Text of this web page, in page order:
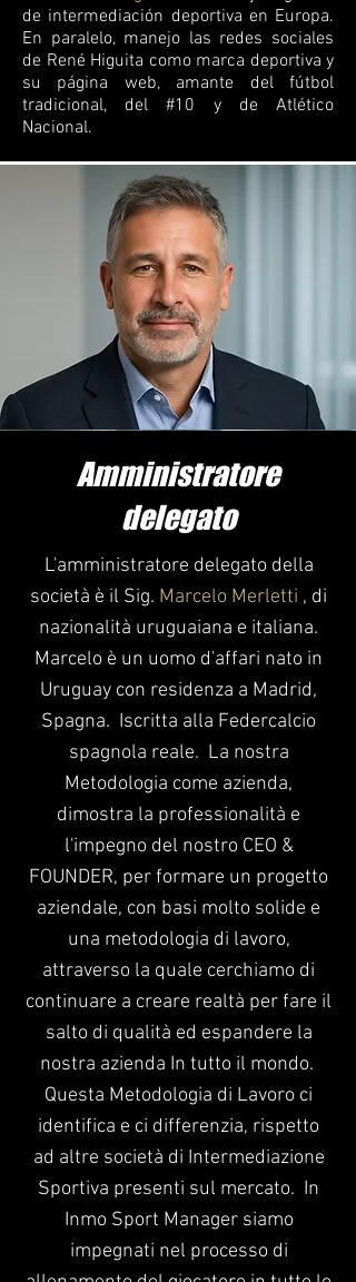
de intermediación deportiva en Europa.
En paralelo, manejo las redes sociales
de René Higuita como marca deportiva y
su página web, amante del fútbol
tradicional, del #10 y de Atlético
Nacional.
Amministratore
delegato
L'amministratore delegato della
società è il Sig. Marcelo Merletti , di
nazionalità uruguaiana e italiana.
Marcelo è un uomo d'affari nato in
Uruguay con residenza a Madrid,
Spagna. Iscritta alla Federcalcio
spagnola reale. La nostra
Metodologia come azienda,
dimostra la professionalità e
l'impegno del nostro CEO &
FOUNDER, per formare un progetto
aziendale, con basi molto solide e
una metodologia di lavoro,
attraverso la quale cerchiamo di
continuare a creare realtà per fare il
salto di qualità ed espandere la
nostra azienda In tutto il mondo.
Questa Metodologia di Lavoro ci
identifica e ci differenzia, rispetto
ad altre società di Intermediazione
Sportiva presenti sul mercato. In
Inmo Sport Manager siamo
impegnati nel processo di